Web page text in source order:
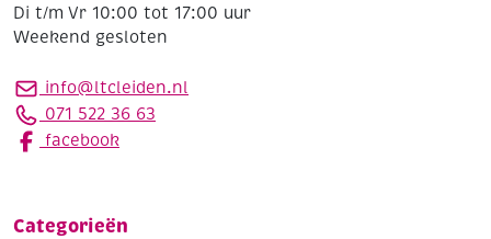
Di t/m Vr 10:00 tot 17:00 uur
Weekend gesloten
info@ltcleiden.nl
071 522 36 63
facebook
Categorieën